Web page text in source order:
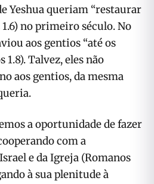
Yeshua queriam “restaurar
no primeiro século. No
aos gentios “até os
Talvez, eles não
aos gentios, da mesma
a oportunidade de fazer
com a
e da Igreja (Romanos
à sua plenitude à